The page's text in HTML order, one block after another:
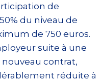
de
du niveau de
de 750 euros.
suite à une
contrat,
réduite à